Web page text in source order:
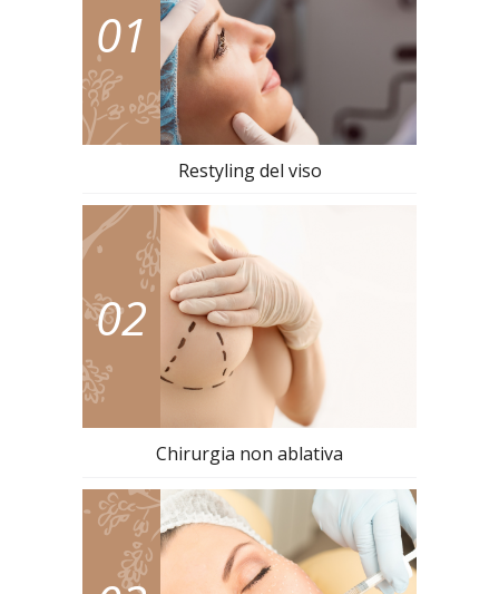
01
Restyling del viso
02
Chirurgia non ablativa